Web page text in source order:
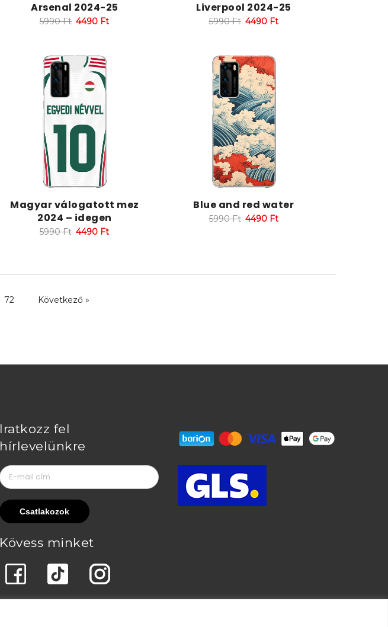
Arsenal 2024-25
5990Ft 4490 Ft
Liverpool 2024-25
5990Ft 4490 Ft
Magyar válogatott mez
2024 – idegen
5990Ft 4490 Ft
Blue and red water
5990Ft 4490 Ft
72 Következő »
Iratkozz fel
hírlevelünkre
Kövess minket